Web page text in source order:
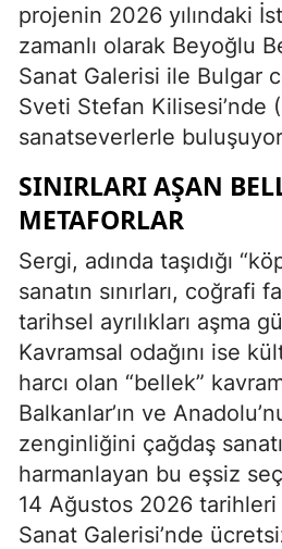
projenin 2026 yılındaki
zamanlı olarak Beyoğlu
Sanat Galerisi ile Bulgar
Sveti Stefan Kilisesi’nde
sanatseverlerle
SINIRLARI AŞAN
METAFORLAR
Sergi, adında taşıdığı
sanatın sınırları, coğrafi
tarihsel ayrılıkları aşma
Kavramsal odağını ise
harcı olan “bellek”
Balkanlar’ın ve
zenginliğini çağdaş
harmanlayan bu eşsiz
14 Ağustos 2026 tarihleri
Sanat Galerisi’nde